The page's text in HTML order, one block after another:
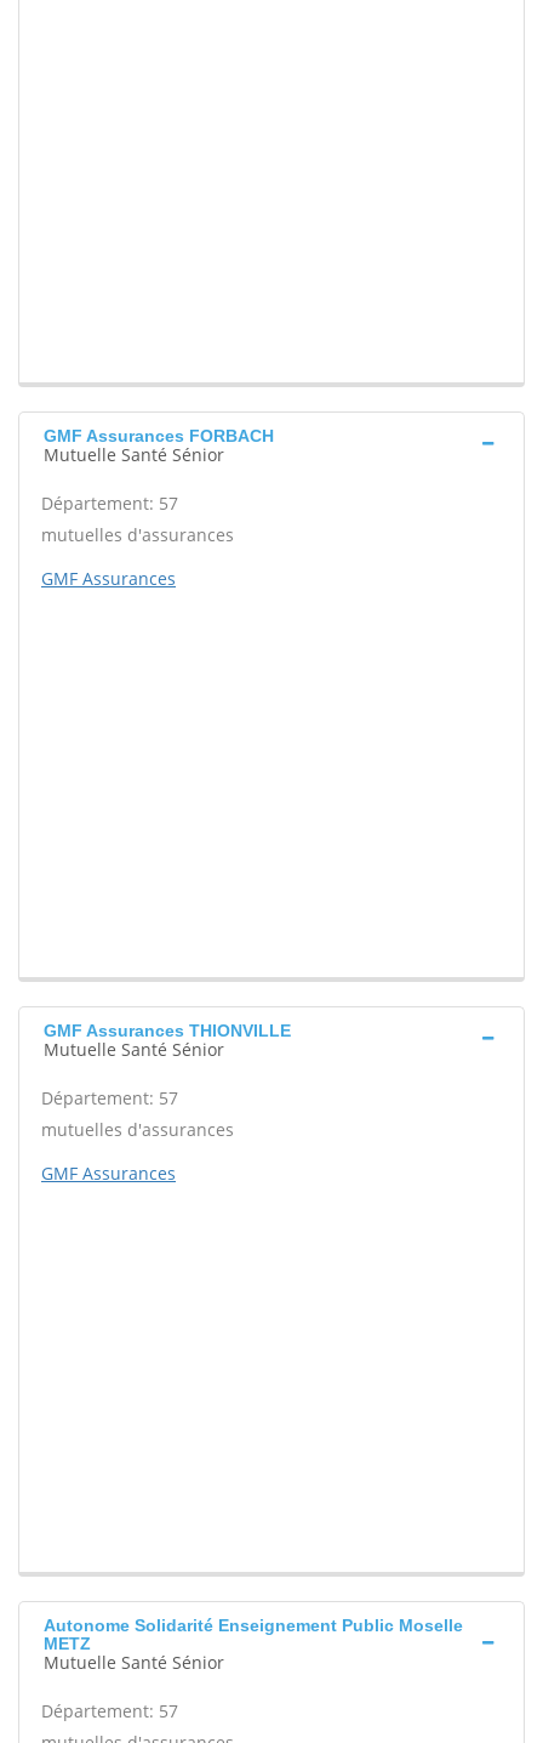
GMF Assurances FORBACH
Mutuelle Santé Sénior
Département: 57
mutuelles d'assurances
GMF Assurances
GMF Assurances THIONVILLE
Mutuelle Santé Sénior
Département: 57
mutuelles d'assurances
GMF Assurances
Autonome Solidarité Enseignement Public Moselle
METZ
Mutuelle Santé Sénior
Département: 57